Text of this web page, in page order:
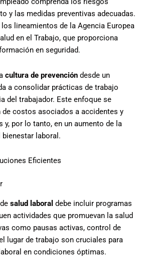
y las medidas preventivas adecuadas.
lineamientos de la Agencia Europea
en el Trabajo, que proporciona
en seguridad.
cultura de prevención desde un
a consolidar prácticas de trabajo
del trabajador. Este enfoque se
de costos asociados a accidentes y
y, por lo tanto, en un aumento de la
bienestar laboral.
Eficientes
salud laboral debe incluir programas
actividades que promuevan la salud
como pausas activas, control de
lugar de trabajo son cruciales para
en condiciones óptimas.